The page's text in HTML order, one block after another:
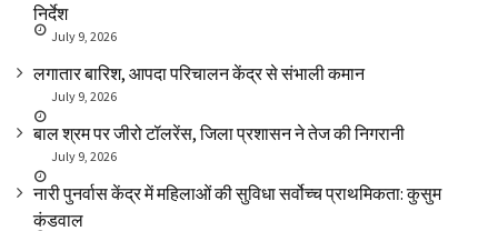
निर्देश
July 9, 2026
लगातार बारिश, आपदा परिचालन केंद्र से संभाली कमान
July 9, 2026
बाल श्रम पर जीरो टॉलरेंस, जिला प्रशासन ने तेज की निगरानी
July 9, 2026
नारी पुनर्वास केंद्र में महिलाओं की सुविधा सर्वोच्च प्राथमिकता: कुसुम
कंडवाल